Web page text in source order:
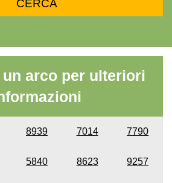
un arco per ulteriori
8939 7014 7790
5840 8623 9257